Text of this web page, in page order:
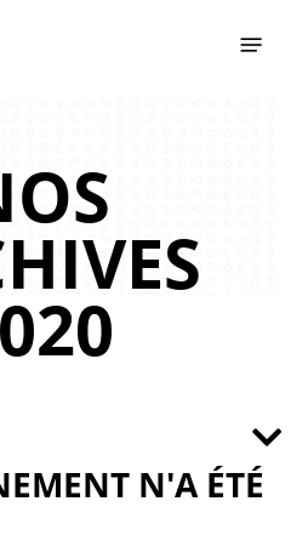
N'A ÉTÉ